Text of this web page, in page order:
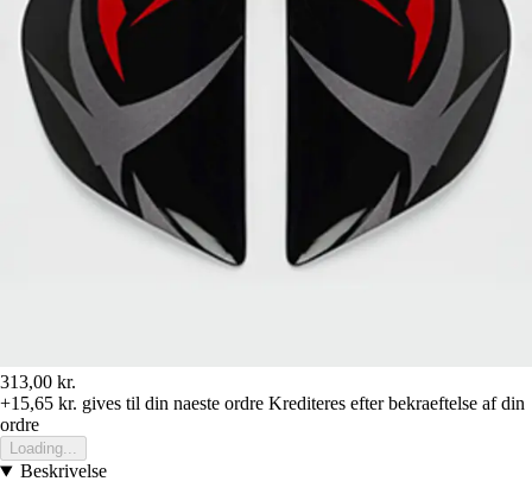
313,00 kr.
+15,65 kr. gives til din naeste ordre Krediteres efter bekraeftelse af din
ordre
Loading...
Beskrivelse